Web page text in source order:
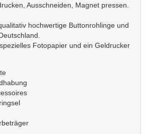
Ausschneiden, Magnet pressen.
hochwertige Buttonrohlinge und
Fotopapier und ein Geldrucker